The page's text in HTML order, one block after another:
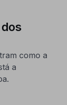
como a
a